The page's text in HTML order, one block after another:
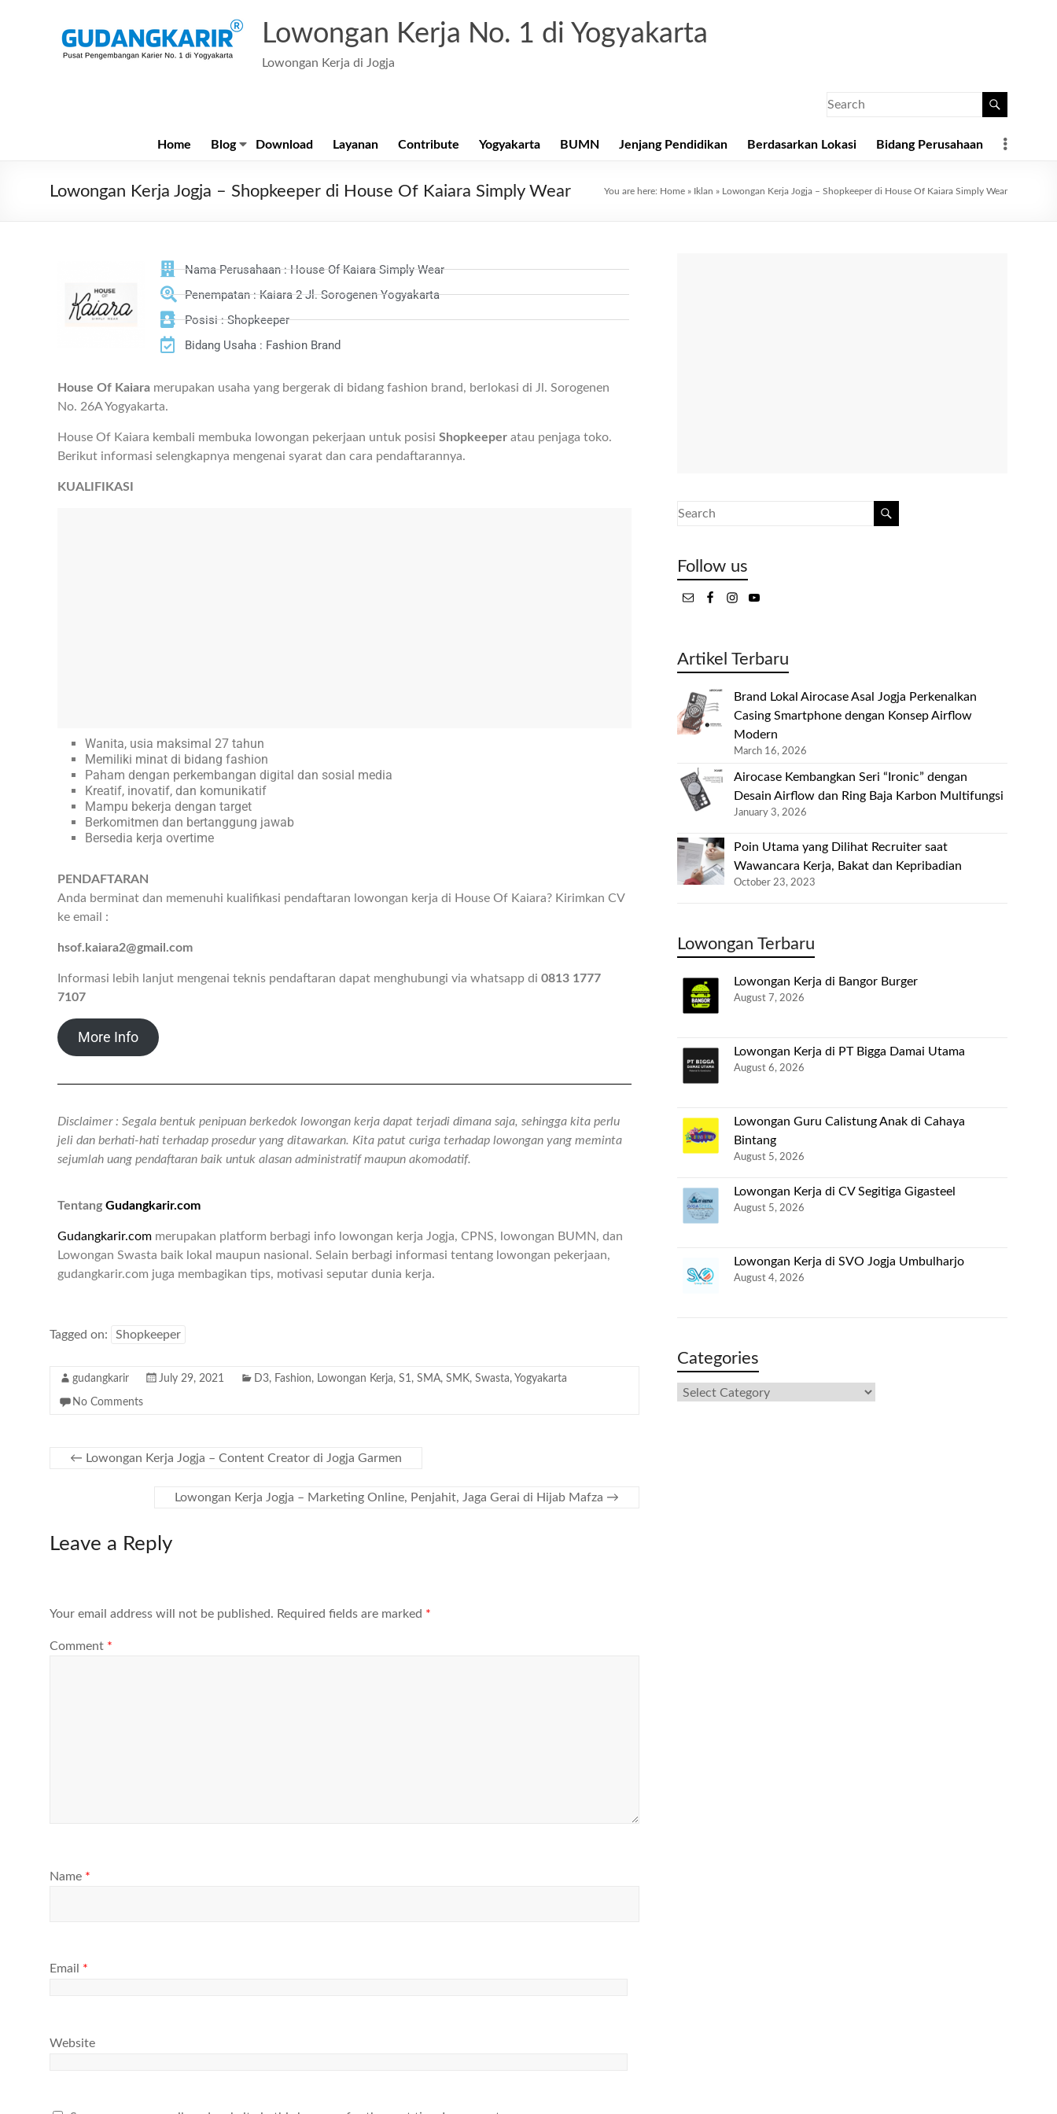
Lowongan Kerja No. 1 di Yogyakarta
Lowongan Kerja di Jogja
Home Blog Download Layanan Contribute Yogyakarta BUMN Jenjang Pendidikan Berdasarkan Lokasi Bidang Perusahaan
Lowongan Kerja Jogja – Shopkeeper di House Of Kaiara Simply Wear You are here: Home » Iklan » Lowongan Kerja Jogja – Shopkeeper di House Of Kaiara Simply Wear
Nama Perusahaan : House Of Kaiara Simply Wear
Penempatan : Kaiara 2 Jl. Sorogenen Yogyakarta
Posisi : Shopkeeper
Bidang Usaha : Fashion Brand
House Of Kaiara merupakan usaha yang bergerak di bidang fashion brand, berlokasi di Jl. Sorogenen
No. 26A Yogyakarta.
House Of Kaiara kembali membuka lowongan pekerjaan untuk posisi Shopkeeper atau penjaga toko.
Berikut informasi selengkapnya mengenai syarat dan cara pendaftarannya.
KUALIFIKASI
Wanita, usia maksimal 27 tahun
Memiliki minat di bidang fashion
Paham dengan perkembangan digital dan sosial media
Kreatif, inovatif, dan komunikatif
Mampu bekerja dengan target
Berkomitmen dan bertanggung jawab
Bersedia kerja overtime
PENDAFTARAN
Anda berminat dan memenuhi kualifikasi pendaftaran lowongan kerja di House Of Kaiara? Kirimkan CV
ke email :
hsof.kaiara2@gmail.com
Informasi lebih lanjut mengenai teknis pendaftaran dapat menghubungi via whatsapp di 0813 1777
7107
More Info
Disclaimer : Segala bentuk penipuan berkedok lowongan kerja dapat terjadi dimana saja, sehingga kita perlu
jeli dan berhati-hati terhadap prosedur yang ditawarkan. Kita patut curiga terhadap lowongan yang meminta
sejumlah uang pendaftaran baik untuk alasan administratif maupun akomodatif.
Tentang Gudangkarir.com
Gudangkarir.com merupakan platform berbagi info lowongan kerja Jogja, CPNS, lowongan BUMN, dan
Lowongan Swasta baik lokal maupun nasional. Selain berbagi informasi tentang lowongan pekerjaan,
gudangkarir.com juga membagikan tips, motivasi seputar dunia kerja.
Tagged on: Shopkeeper
gudangkarir July 29, 2021 D3, Fashion, Lowongan Kerja, S1, SMA, SMK, Swasta, Yogyakarta
No Comments
← Lowongan Kerja Jogja – Content Creator di Jogja Garmen
Lowongan Kerja Jogja – Marketing Online, Penjahit, Jaga Gerai di Hijab Mafza →
Leave a Reply
Your email address will not be published. Required fields are marked *
Comment *
Name *
Email *
Website
Follow us
Artikel Terbaru
Brand Lokal Airocase Asal Jogja Perkenalkan
Casing Smartphone dengan Konsep Airflow
Modern
March 16, 2026
Airocase Kembangkan Seri “Ironic” dengan
Desain Airflow dan Ring Baja Karbon Multifungsi
January 3, 2026
Poin Utama yang Dilihat Recruiter saat
Wawancara Kerja, Bakat dan Kepribadian
October 23, 2023
Lowongan Terbaru
Lowongan Kerja di Bangor Burger
August 7, 2026
Lowongan Kerja di PT Bigga Damai Utama
August 6, 2026
Lowongan Guru Calistung Anak di Cahaya
Bintang
August 5, 2026
Lowongan Kerja di CV Segitiga Gigasteel
August 5, 2026
Lowongan Kerja di SVO Jogja Umbulharjo
August 4, 2026
Categories